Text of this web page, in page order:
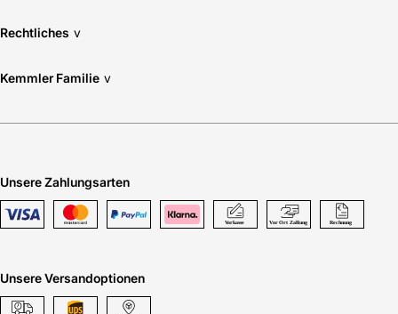
Rechtliches v
Kemmler Familie v
Unsere Zahlungsarten
Unsere Versandoptionen